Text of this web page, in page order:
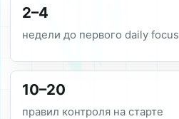
2–4
недели до первого daily focus
10–20
правил контроля на старте